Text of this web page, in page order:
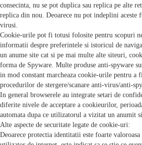
consecinta, nu se pot duplica sau replica pe alte
replica din nou. Deoarece nu pot indeplini aceste
virusi.
Cookie-urile pot fi totusi folosite pentru scopuri
informatii despre preferintele si istoricul de
un anume site cat si pe mai multe alte siteuri,
forma de Spyware. Multe produse anti-spyware
in mod constant marcheaza cookie-urile pentru a
procedurilor de stergere/scanare anti-virus/anti-
In general browserele au integrate setari de
diferite nivele de acceptare a cookieurilor,
automata dupa ce utilizatorul a vizitat un anumit
Alte aspecte de securitate legate de cookie-uri:
Deoarece protectia identitatii este foarte